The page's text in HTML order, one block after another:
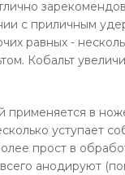
с приличным
равных -
Кобальт
в
уступает
прост в
анодируют